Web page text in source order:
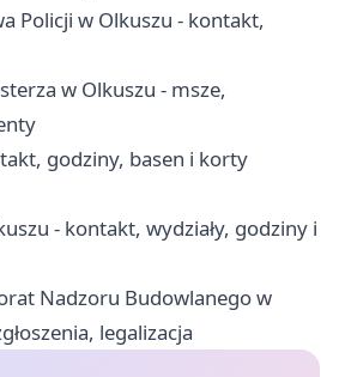
Policji w Olkuszu - kontakt,
w Olkuszu - msze,
godziny, basen i korty
- kontakt, wydziały, godziny i
Nadzoru Budowlanego w
legalizacja